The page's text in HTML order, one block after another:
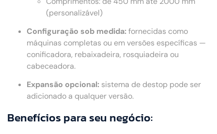
(personalizável)
Configuração sob medida:fornecidas como
máquinas completas ou em versões específicas —
conificadora, rebaixadeira, rosquiadeira ou
cabeceadora.
Expansão opcional: sistema de destop pode ser
adicionado a qualquer versão.
Benefícios para seu negócio: